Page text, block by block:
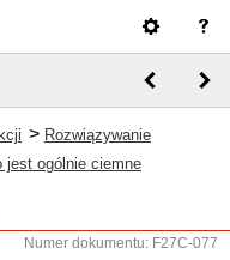
> Rozwiązywanie
jest ogólnie ciemne
Numer dokumentu: F27C-077